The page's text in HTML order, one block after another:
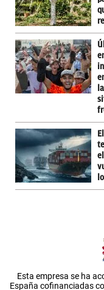
Esta empresa se ha
España cofinanciadas